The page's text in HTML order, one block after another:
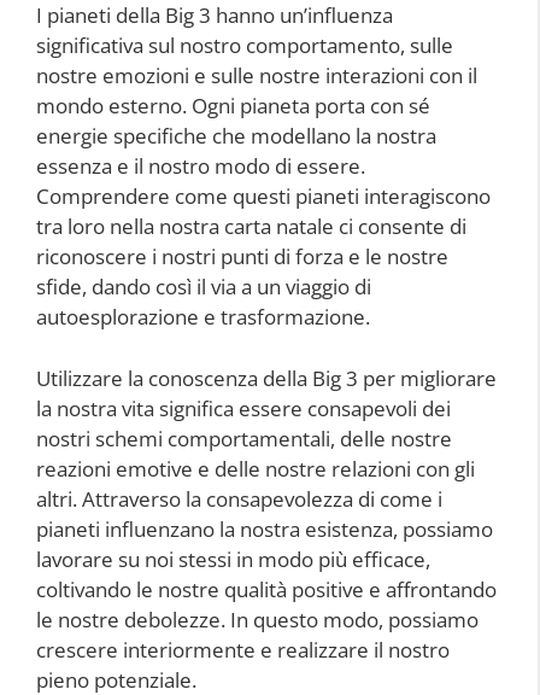
I pianeti della Big 3 hanno un’influenza
significativa sul nostro comportamento, sulle
nostre emozioni e sulle nostre interazioni con il
mondo esterno. Ogni pianeta porta con sé
energie specifiche che modellano la nostra
essenza e il nostro modo di essere.
Comprendere come questi pianeti interagiscono
tra loro nella nostra carta natale ci consente di
riconoscere i nostri punti di forza e le nostre
sfide, dando così il via a un viaggio di
autoesplorazione e trasformazione.
Utilizzare la conoscenza della Big 3 per migliorare
la nostra vita significa essere consapevoli dei
nostri schemi comportamentali, delle nostre
reazioni emotive e delle nostre relazioni con gli
altri. Attraverso la consapevolezza di come i
pianeti influenzano la nostra esistenza, possiamo
lavorare su noi stessi in modo più efficace,
coltivando le nostre qualità positive e affrontando
le nostre debolezze. In questo modo, possiamo
crescere interiormente e realizzare il nostro
pieno potenziale.